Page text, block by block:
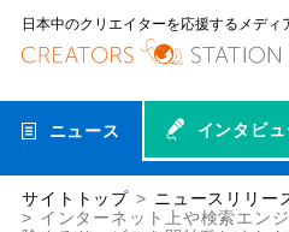
日本中のクリエイターを応援するメディ
ニュース インタビ
サイトトップ
ニュースリリー
インターネット上や検索エン